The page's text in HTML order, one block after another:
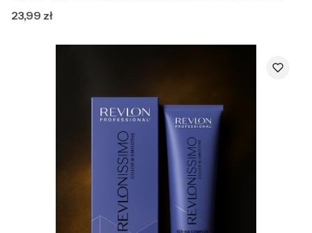
FORMUŁĄ PIELĘGNUJĄCĄ
Cena
23,99 zł